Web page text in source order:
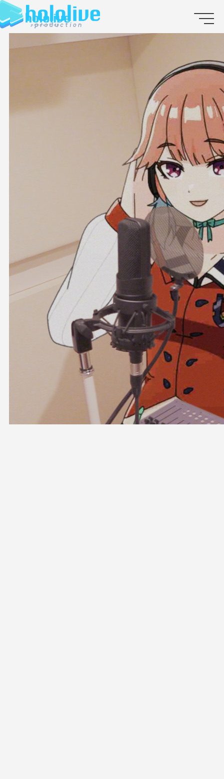
EN
JP
ABOUT
TALENT
AUDITION
SUPPORT ADVERTISING
OFFICIAL SHOP
HOLODULE
会社概要
プライバシーポリシー
未成年の方々へのお願い
二次創作ガイドライン
よくある質問
サポーターガイドライン